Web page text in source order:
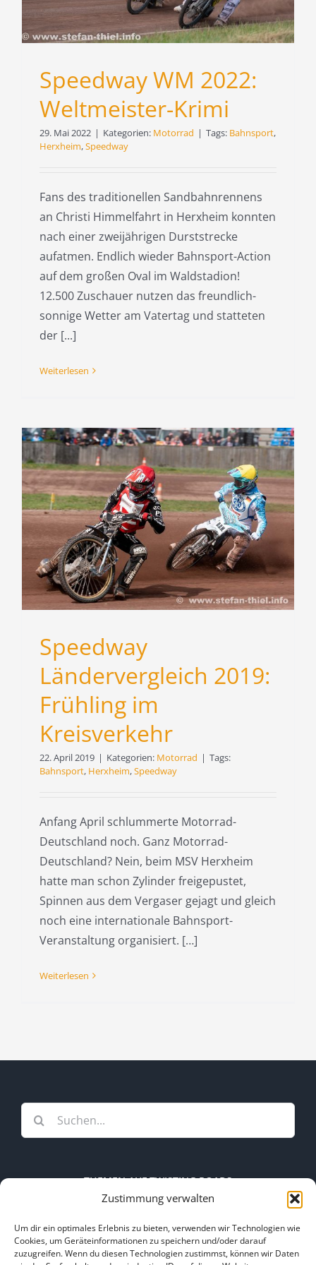
Zustimmung verwalten
Um dir ein optimales Erlebnis zu bieten, verwenden wir Technologien wie
Cookies, um Geräteinformationen zu speichern und/oder darauf
zuzugreifen. Wenn du diesen Technologien zustimmst, können wir Daten
Speedway WM 2022:
Weltmeister-Krimi
29. Mai 2022 | Kategorien: Motorrad | Tags: Bahnsport,
Herxheim,Speedway
Fans des traditionellen Sandbahnrennens
an Christi Himmelfahrt in Herxheim konnten
nach einer zweijährigen Durststrecke
aufatmen. Endlich wieder Bahnsport-Action
auf dem großen Oval im Waldstadion!
12.500 Zuschauer nutzen das freundlich-
sonnige Wetter am Vatertag und statteten
der [...]
Weiterlesen
Speedway
Ländervergleich 2019:
Frühling im
Kreisverkehr
22. April 2019 | Kategorien: Motorrad | Tags:
Bahnsport, Herxheim,Speedway
Anfang April schlummerte Motorrad-
Deutschland noch. Ganz Motorrad-
Deutschland? Nein, beim MSV Herxheim
hatte man schon Zylinder freigepustet,
Spinnen aus dem Vergaser gejagt und gleich
noch eine internationale Bahnsport-
Veranstaltung organisiert. […]
Weiterlesen
Suche
nach:
THEMEN AUF TWISTING ROADS
auf
Twisting